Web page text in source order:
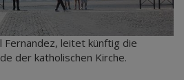
Fernandez, leitet künftig die
der katholischen Kirche.